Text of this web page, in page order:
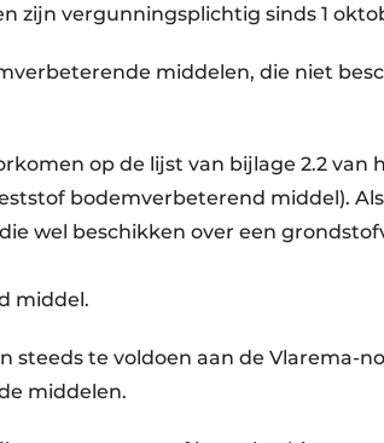
zijn vergunningsplichtig sinds 1
middelen, die niet
op de lijst van bijlage 2.2
bodemverbeterend middel).
wel beschikken over een
middel.
steeds te voldoen aan de Vlarema-
middelen.